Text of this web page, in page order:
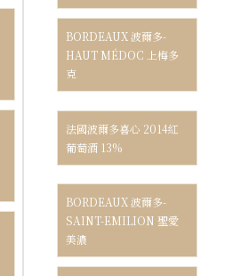
BORDEAUX 波爾多-
HAUT MÉDOC 上梅多
克
法國波爾多喜心 2014紅
葡萄酒 13%
BORDEAUX 波爾多-
SAINT-EMILION 聖愛
美濃